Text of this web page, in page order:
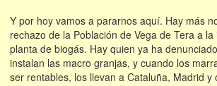
Y por hoy vamos a pararnos aquí. Hay más
rechazo de la Población de Vega de Tera a
planta de biogás. Hay quien ya ha
instalan las macro granjas, y cuando los
ser rentables, los llevan a Cataluña, Madrid y